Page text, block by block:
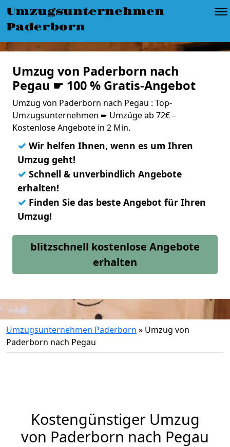
Umzugsunternehmen
Paderborn
Umzug von Paderborn nach
Pegau ☛ 100 % Gratis-Angebot
Umzug von Paderborn nach Pegau : Top-
Umzugsunternehmen ➨ Umzüge ab 72€ –
Kostenlose Angebote in 2 Min.
✓ Wir helfen Ihnen, wenn es um Ihren
Umzug geht!
✓ Schnell & unverbindlich Angebote
erhalten!
✓ Finden Sie das beste Angebot für Ihren
Umzug!
blitzschnell kostenlose Angebote
erhalten
Umzugsunternehmen Paderborn » Umzug von
Paderborn nach Pegau
Kostengünstiger Umzug
von Paderborn nach Pegau